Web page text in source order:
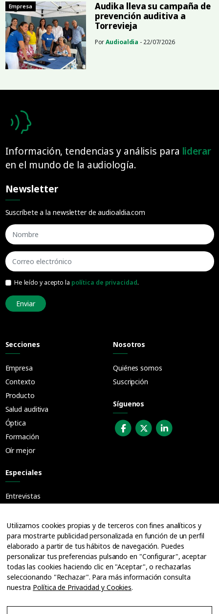
Empresa
Audika lleva su campaña de
prevención auditiva a
Torrevieja
PorAudioaldia - 22/07/2026
Información, tendencias y análisis para liderar
en el mundo de la audiología.
Newsletter
Suscríbete a la newsletter de audioaldia.com
He leído y acepto la política de privacidad.
Enviar
Secciones
Empresa
Contexto
Producto
Salud auditiva
Óptica
Formación
Oír mejor
Especiales
Entrevistas
Cuadernos
Ofertas de empleo
Nosotros
Quiénes somos
Suscripción
Síguenos
Utilizamos cookies propias y de terceros con fines analíticos y
para mostrarte publicidad personalizada en función de un perfil
elaborado a partir de tus hábitos de navegación. Puedes
personalizar tus preferencias pulsando en "Configurar", aceptar
todas las cookies haciendo clic en "Aceptar", o rechazarlas
seleccionando "Rechazar". Para más información consulta
nuestra Política de Privacidad y Cookies.